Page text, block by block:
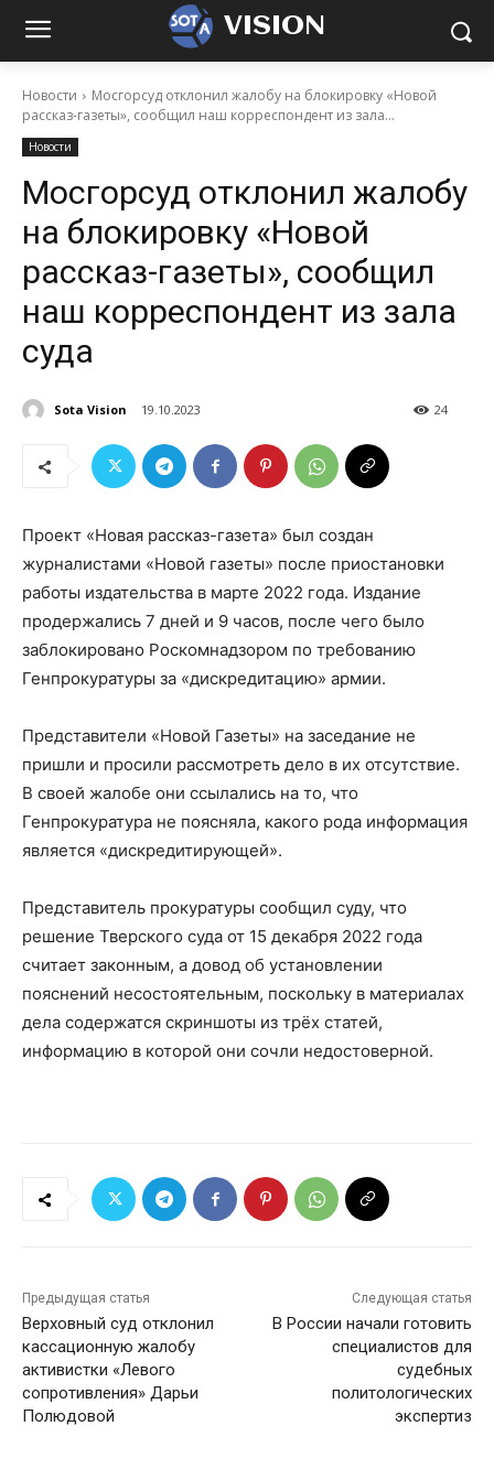
VISION
Новости
Мосгорсуд отклонил жалобу на блокировку «Новой
рассказ-газеты», сообщил наш корреспондент из зала...
Новости
Мосгорсуд отклонил жалобу
на блокировку «Новой
рассказ-газеты», сообщил
наш корреспондент из зала
суда
Sota Vision 19.10.2023 24
Проект «Новая рассказ-газета» был создан
журналистами «Новой газеты» после приостановки
работы издательства в марте 2022 года. Издание
продержались 7 дней и 9 часов, после чего было
заблокировано Роскомнадзором по требованию
Генпрокуратуры за «дискредитацию» армии.
Представители «Новой Газеты» на заседание не
пришли и просили рассмотреть дело в их отсутствие.
В своей жалобе они ссылались на то, что
Генпрокуратура не поясняла, какого рода информация
является «дискредитирующей».
Представитель прокуратуры сообщил суду, что
решение Тверского суда от 15 декабря 2022 года
считает законным, а довод об установлении
пояснений несостоятельным, поскольку в материалах
дела содержатся скриншоты из трёх статей,
информацию в которой они сочли недостоверной.
Предыдущая статья
Верховный суд отклонил
кассационную жалобу
активистки «Левого
сопротивления» Дарьи
Полюдовой
Следующая статья
В России начали готовить
специалистов для
судебных
политологических
экспертиз